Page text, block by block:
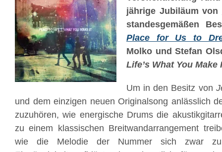
jährige Jubiläum von
standesgemäßen
Place for Us to
Molko und Stefan
Life’s What You Make
Um in den Besitz von
und dem einzigen neuen Originalsong anlässlich
zuzuhören, wie energische Drums die
zu einem klassischen Breitwandarrangement
wie die Melodie der Nummer sich zwar zu